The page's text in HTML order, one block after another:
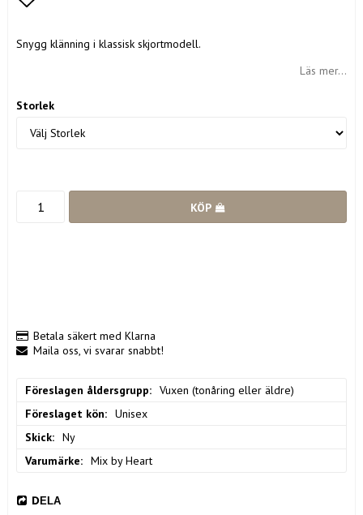
Snygg klänning i klassisk skjortmodell.
Läs mer...
Storlek
KÖP
Betala säkert med Klarna
Maila oss, vi svarar snabbt!
Föreslagen åldersgrupp
Vuxen (tonåring eller äldre)
Föreslaget kön
Unisex
Skick
Ny
Varumärke
Mix by Heart
DELA